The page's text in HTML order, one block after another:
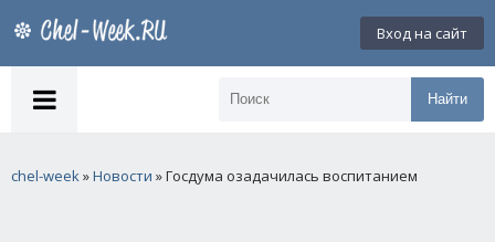
Вход на сайт
Найти
chel-week»Новости » Госдума озадачилась воспитанием